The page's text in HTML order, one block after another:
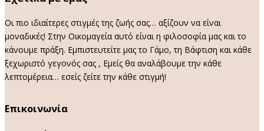
Οι πιο ιδιαίτερες στιγμές της ζωής σας… αξίζουν να είναι
μοναδικές! Στην Οικομαγεία αυτό είναι η φιλοσοφία μας και το
κάνουμε πράξη. Εμπιστευτείτε μας το Γάμο, τη Βάφτιση και κάθε
ξεχωριστό γεγονός σας , Εμείς θα αναλάβουμε την κάθε
λεπτομέρεια… εσείς ζείτε την κάθε στιγμή!
Επικοινωνία